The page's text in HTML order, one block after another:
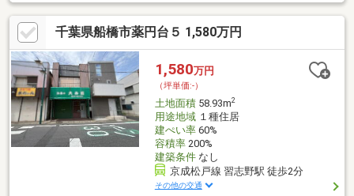
ｍ・プラッツ五香 約1765ｍ・クスリのアオキ
約1435ｍ・柏逆井南郵便局 約245ｍ・南部公
園 約400ｍ・市立図書館分館 約400ｍ
千葉県船橋市薬円台５ 1,580万円
1,580万円
（坪単価:-）
土地面積58.93m2
用途地域１種住居
建ぺい率60%
容積率200%
建築条件なし
京成松戸線 習志野駅 徒歩2分
その他の交通